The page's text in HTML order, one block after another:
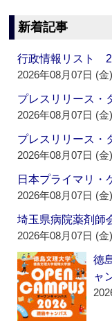
新着記事
行政情報リスト
2026年08月07日 (金)
プレスリリース
2026年08月07日 (金)
プレスリリース
2026年08月07日 (金)
日本プライマリ
2026年08月07日 (金)
埼玉県病院薬剤
2026年08月07日 (金)
徳
ャ